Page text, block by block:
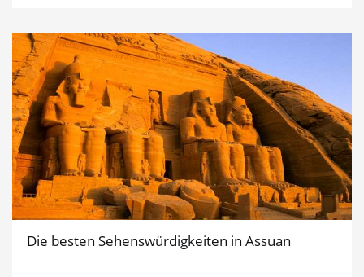
Die besten Sehenswürdigkeiten in Assuan